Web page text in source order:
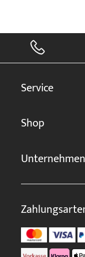
Service
Shop
Unternehmen